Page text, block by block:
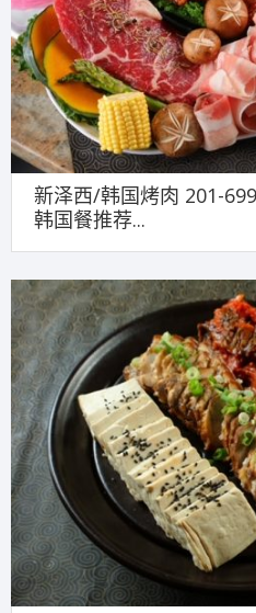
新泽西/韩国烤肉 201-
韩国餐推荐...